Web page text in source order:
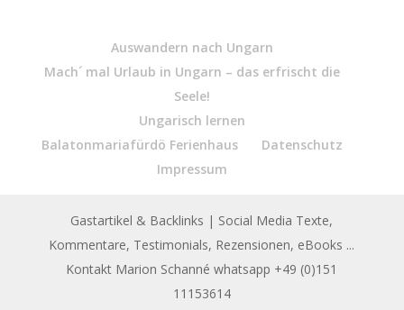
Auswandern nach Ungarn
Mach´ mal Urlaub in Ungarn – das erfrischt die
Seele!
Ungarisch lernen
Balatonmariafürdö Ferienhaus
Datenschutz
Impressum
Gastartikel & Backlinks | Social Media Texte,
Kommentare, Testimonials, Rezensionen, eBooks ...
Kontakt Marion Schanné whatsapp +49 (0)151
11153614